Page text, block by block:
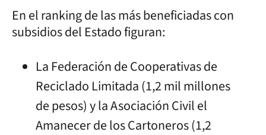
En el ranking de las más beneficiadas con
subsidios del Estado figuran:
La Federación de Cooperativas de
Reciclado Limitada (1,2 mil millones
de pesos) y la Asociación Civil el
Amanecer de los Cartoneros (1,2